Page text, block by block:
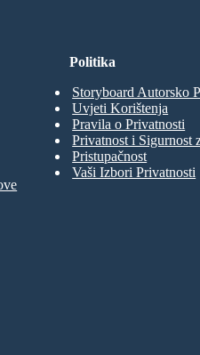
Politika
Storyboard Autorsko
Uvjeti Korištenja
Pravila o Privatnosti
Privatnost i Sigurnost
Pristupačnost
Vaši Izbori Privatnosti